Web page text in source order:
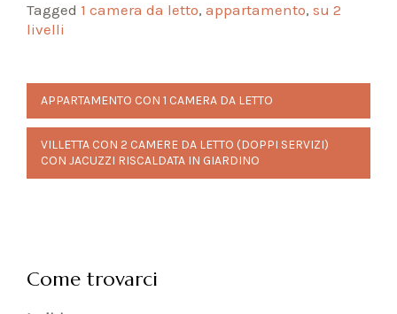
Tagged 1 camera da letto, appartamento, su 2
livelli
Navigazione
articoli
APPARTAMENTO CON 1 CAMERA DA LETTO
VILLETTA CON 2 CAMERE DA LETTO (DOPPI SERVIZI)
CON JACUZZI RISCALDATA IN GIARDINO
Come trovarci